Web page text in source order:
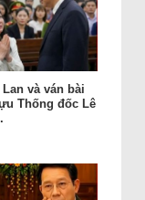
và ván bài
Thống đốc Lê